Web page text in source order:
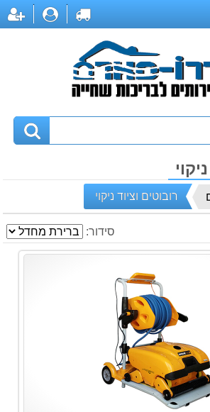
לקופה
רובוטים וציוד ניקוי
סידור: